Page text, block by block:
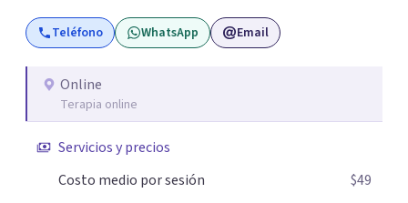
Teléfono WhatsApp Email
Online
Terapia online
Servicios y precios
Costo medio por sesión
$49